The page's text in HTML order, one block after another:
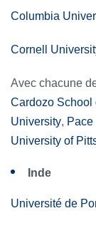
Columbia
Cornell
Avec chacune
Cardozo School
University,
University of
Inde
Université de